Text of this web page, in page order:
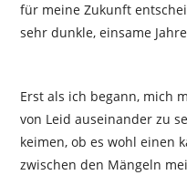
für meine Zukunft
sehr dunkle, einsame
Erst als ich begann, mich
von Leid auseinander zu
keimen, ob es wohl einen
zwischen den Mängeln